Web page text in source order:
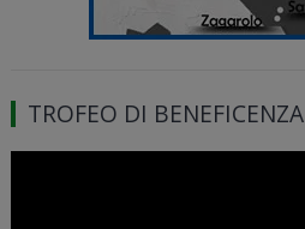
TROFEO DI BENEFICENZA